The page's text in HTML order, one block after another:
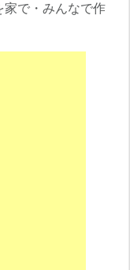
家で・みんなで作